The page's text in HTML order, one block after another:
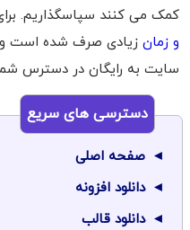
کمک می کنند سپاسگذاریم.
و زمان زیادی صرف شده است و
سایت به رایگان در دسترس
دسترسی های سریع
صفحه اصلی
دانلود افزونه
دانلود قالب